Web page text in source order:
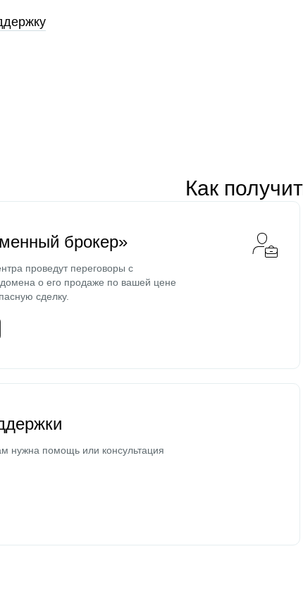
Как
брокер»
проведут переговоры с
о его продаже по вашей цене
сделку.
нужна помощь или консультация